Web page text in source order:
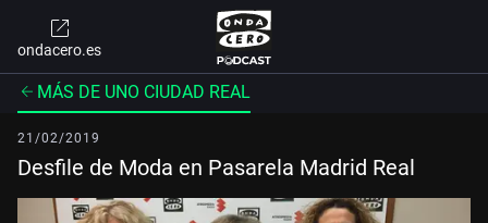
ondacero.es
MÁS DE UNO CIUDAD REAL
21/02/2019
Desfile de Moda en Pasarela Madrid Real